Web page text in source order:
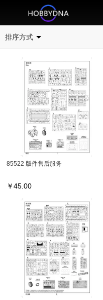
排序方式
85522 版件售后服务
￥45.00